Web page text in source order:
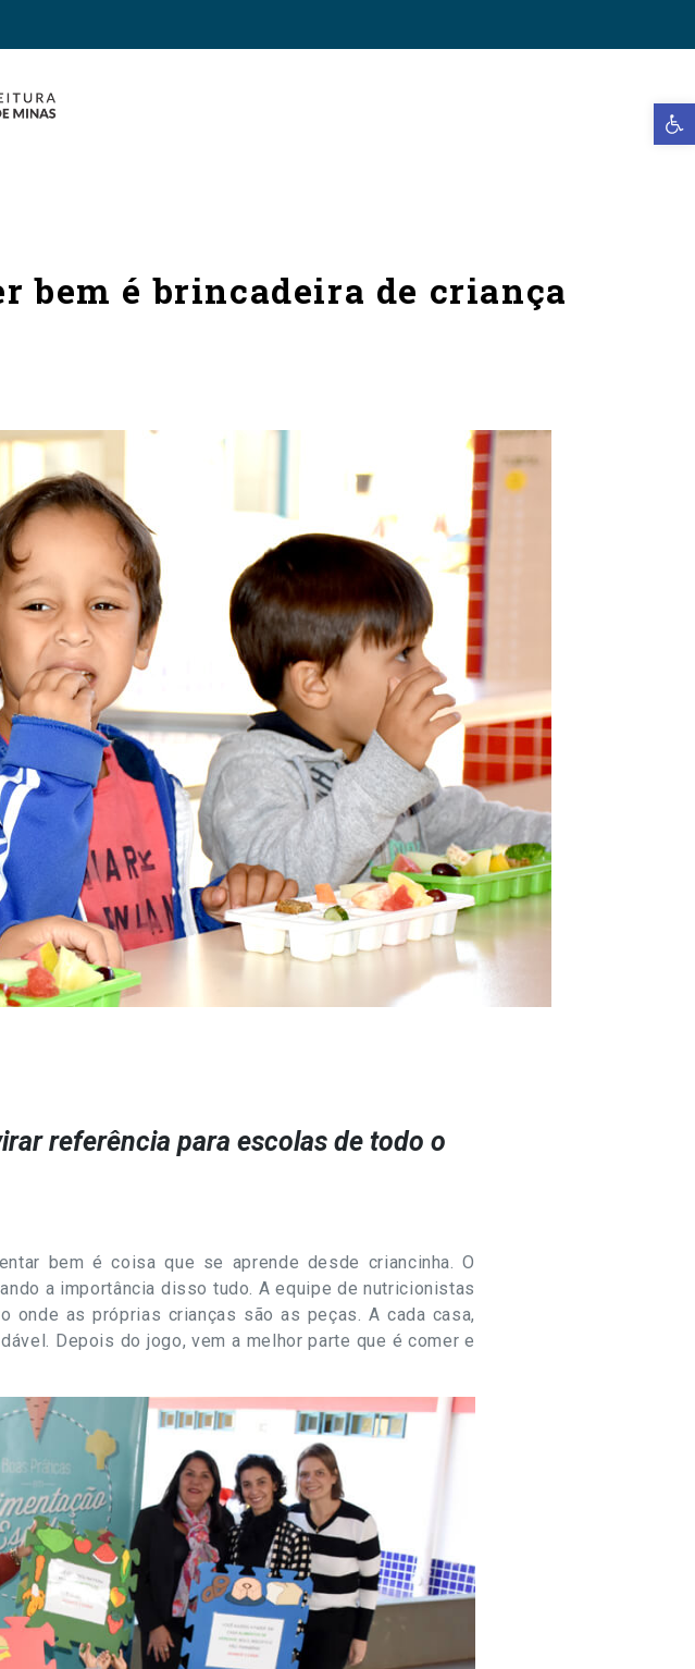
bem é brincadeira de criança
referência para escolas de todo o
bem é coisa que se aprende desde criancinha. O
a importância disso tudo. A equipe de nutricionistas
onde as próprias crianças são as peças. A cada casa,
Depois do jogo, vem a melhor parte que é comer e